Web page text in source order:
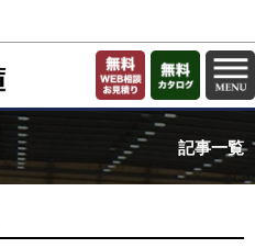
記事一覧